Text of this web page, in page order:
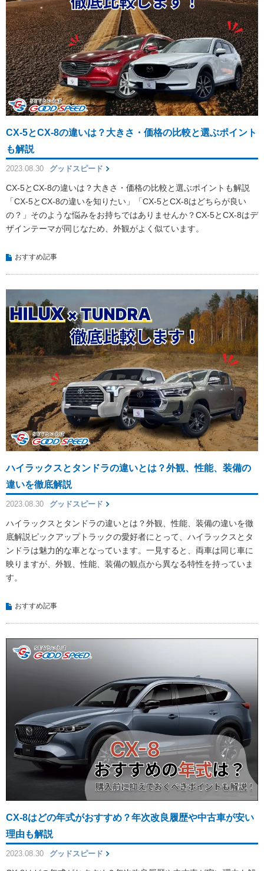
CX-5とCX-8の違いは？大きさ・価格の比較と選ぶポイント
も解説
2023.08.30 グッドスピード
CX-5とCX-8の違いは？大きさ・価格の比較と選ぶポイントも解説
「CX-5とCX-8の違いを知りたい」「CX-5とCX-8はどちらが良い
の？」そのような悩みをお持ちではありませんか？CX-5とCX-8はデ
ザインテーマが同じなため、外観がよく似ています。
おすすめ記事
ハイラックスとタンドラの違いとは？外観、性能、装備の
違いを徹底解説
2023.08.30 グッドスピード
ハイラックスとタンドラの違いとは？外観、性能、装備の違いを徹
底解説ピックアップトラックの愛好者にとって、ハイラックスとタ
ンドラは魅力的な車となっています。一見すると、両車は同じ車に
映りますが、外観、性能、装備の観点から異なる特性を持っていま
す。
おすすめ記事
CX-8はどの年式がおすすめ？年次改良履歴や中古車が安い
理由も解説
2023.08.30 グッドスピード